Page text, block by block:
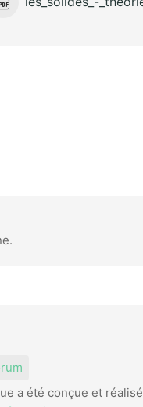
a été conçue et